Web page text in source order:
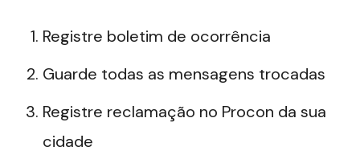
Registre boletim de ocorrência
Guarde todas as mensagens trocadas
Registre reclamação no Procon da sua
cidade